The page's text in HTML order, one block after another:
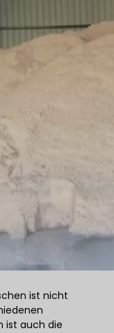
ist nicht
ist auch die